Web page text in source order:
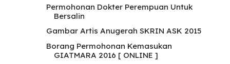
Permohonan Dokter Perempuan Untuk
Bersalin
Gambar Artis Anugerah SKRIN ASK 2015
Borang Permohonan Kemasukan
GIATMARA 2016 [ ONLINE ]